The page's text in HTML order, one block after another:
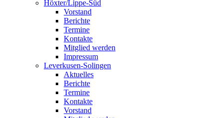
Höxter/Lippe-Süd
Vorstand
Berichte
Termine
Kontakte
Mitglied werden
Impressum
Leverkusen-Solingen
Aktuelles
Berichte
Termine
Kontakte
Vorstand